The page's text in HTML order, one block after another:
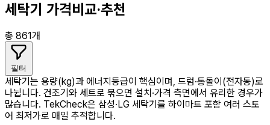
세탁기 가격비교·추천
총 861개
필터
세탁기는 용량(kg)과 에너지등급이 핵심이며, 드럼·통돌이(전자동)로
나뉩니다. 건조기와 세트로 묶으면 설치·가격 측면에서 유리한 경우가
많습니다. TekCheck은 삼성·LG 세탁기를 하이마트 포함 여러 스토
어 최저가로 매일 추적합니다.